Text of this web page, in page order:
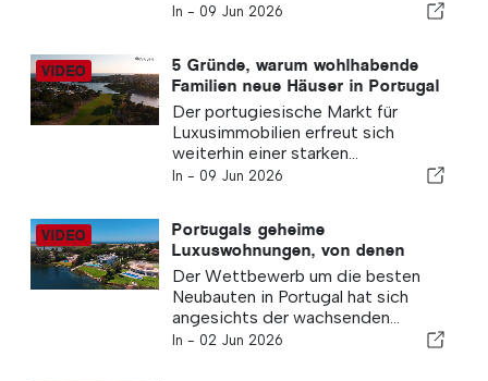
In - 09 Jun 2026
5 Gründe, warum wohlhabende
Familien neue Häuser in Portugal
kaufen
Der portugiesische Markt für
Luxusimmobilien erfreut sich
weiterhin einer starken...
In - 09 Jun 2026
Portugals geheime
Luxuswohnungen, von denen
niemand weiß
Der Wettbewerb um die besten
Neubauten in Portugal hat sich
angesichts der wachsenden...
In - 02 Jun 2026